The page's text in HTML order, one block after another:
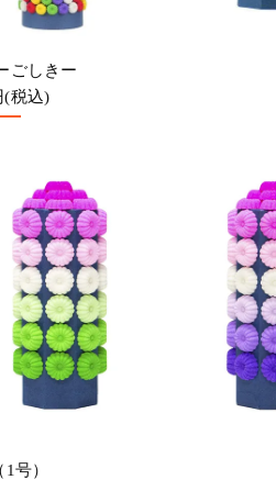
ごしきー
(税込)
号）